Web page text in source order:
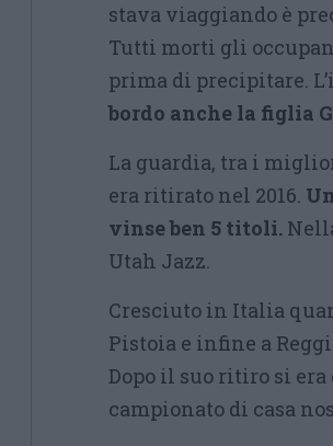
stava viaggiando è
Tutti morti gli
prima di precipitare.
bordo anche la figlia
La guardia, tra i
era ritirato nel 2016.
vinse ben 5 titoli.
Utah Jazz.
Cresciuto in Italia
Pistoia e infine a
Dopo il suo ritiro si
campionato di casa